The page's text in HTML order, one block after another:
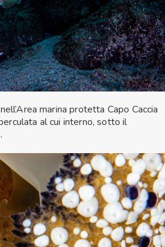
marina protetta Capo Caccia
al cui interno, sotto il